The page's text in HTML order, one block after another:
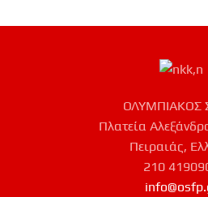
ΟΛΥΜΠΙΑΚΟΣ
Πλατεία
Πειραιάς,
210